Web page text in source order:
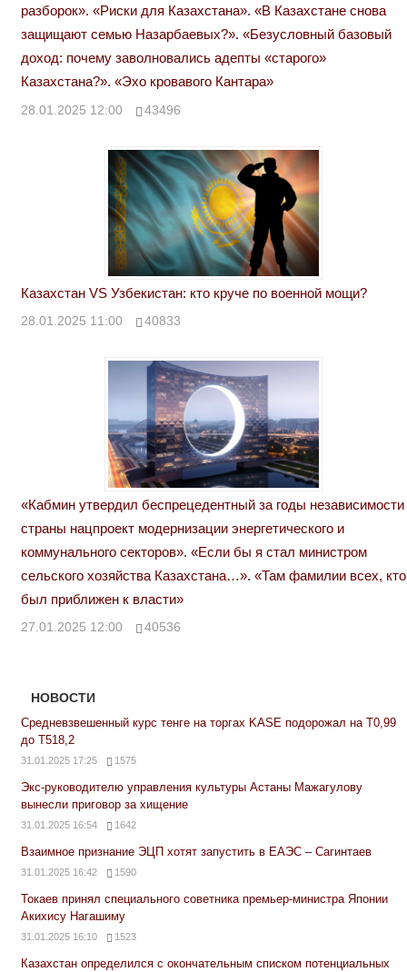
разборок». «Риски для Казахстана». «В Казахстане снова
защищают семью Назарбаевых?». «Безусловный базовый
доход: почему заволновались адепты «старого»
Казахстана?». «Эхо кровавого Кантара»
28.01.2025 12:00 43496
Казахстан VS Узбекистан: кто круче по военной мощи?
28.01.2025 11:00 40833
«Кабмин утвердил беспрецедентный за годы независимости
страны нацпроект модернизации энергетического и
коммунального секторов». «Если бы я стал министром
сельского хозяйства Казахстана…». «Там фамилии всех, кто
был приближен к власти»
27.01.2025 12:00 40536
НОВОСТИ
Средневзвешенный курс тенге на торгах KASE подорожал на Т0,99
до Т518,2
31.01.2025 17:25 1575
Экс-руководителю управления культуры Астаны Мажагулову
вынесли приговор за хищение
31.01.2025 16:54 1642
Взаимное признание ЭЦП хотят запустить в ЕАЭС – Сагинтаев
31.01.2025 16:42 1590
Токаев принял специального советника премьер-министра Японии
Акихису Нагашиму
31.01.2025 16:10 1523
Казахстан определился с окончательным списком потенциальных